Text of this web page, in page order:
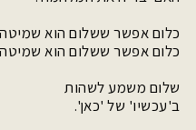
כלום אפשר ששלום הוא
כלום אפשר ששלום הוא
שלום משמע לשהות
ב'עכשיו' של 'כאן'.